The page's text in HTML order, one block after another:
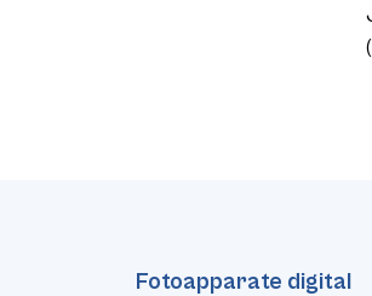
Fotoapparate digital